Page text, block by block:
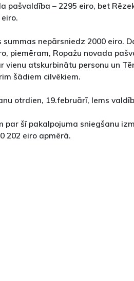
pašvaldība – 2295 eiro, bet
nepārsniedz 2000 eiro.
piemēram, Ropažu novada
vienu atskurbinātu personu un
šādiem cilvēkiem.
otrdien, 19.februārī, lems
par šī pakalpojuma sniegšanu
202 eiro apmērā.